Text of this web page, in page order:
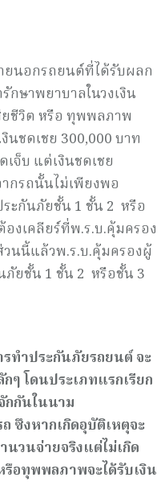
นอกรถยนต์ที่ได้รับผลก
กษาพยาบาลในวงเงิน
ชีวิต หรือ ทุพพลภาพ
นชดเชย 300,000 บาท
จ็บ แต่เงินชดเชย
กรถนั้นไม่เพียงพอ
ระกันภัยชั้น 1 ชั้น 2 หรือ
งเคลียร์ที่พ.ร.บ.คุ้มครอง
วนนี้แล้วพ.ร.บ.คุ้มครองผู้
ภัยชั้น 1 ชั้น 2 หรือชั้น 3
ทำประกันภัยรถยนต์ จะ
ๆ โดนประเภทแรกเรียก
กกันในนาม
ซึงหากเกิดอุบัติเหตุจะ
วนจ่ายจริงแต่ไม่เกิด
อทุพพลภาพจะได้รับเงิน